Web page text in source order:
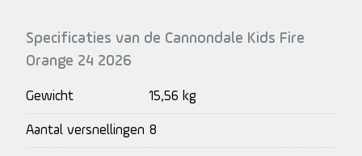
Specificaties van de Cannondale Kids Fire
Orange 24 2026
Gewicht 15,56 kg
Aantal versnellingen 8